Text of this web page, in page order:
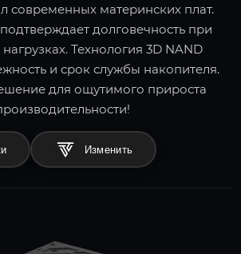
современных материнских плат.
долговечность при
Технология 3D NAND
и срок службы накопителя.
для ощутимого прироста